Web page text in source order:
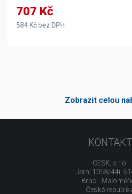
707 Kč
584 Kč bez DPH
Zobrazit celou
KONTAKT
CESK, s.r.o.
Jarní 1058/44i,
Brno -
Česká